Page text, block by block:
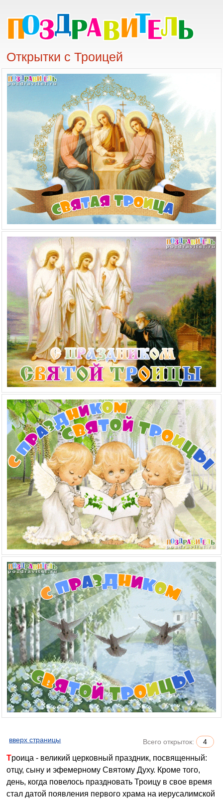
Открытки с Троицей
вверх страницы Всего открыток: 4
Троица - великий церковный праздник, посвященный:
отцу, сыну и эфемерному Святому Духу. Кроме того,
день, когда повелось праздновать Троицу в свое время
стал датой появления первого храма на иерусалимской